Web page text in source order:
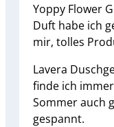
Yoppy Flower
Duft habe ich
mir, tolles
Lavera
finde ich
Sommer auch
gespannt.